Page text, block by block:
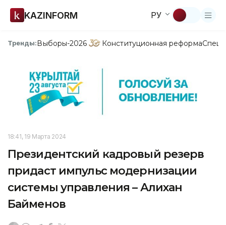
KAZINFORM РУ
Тренды:Выборы-2026 Конституционная реформа
18:41, 19 Марта 2024
Президентский кадровый резерв
придаст импульс модернизации
системы управления – Алихан
Байменов